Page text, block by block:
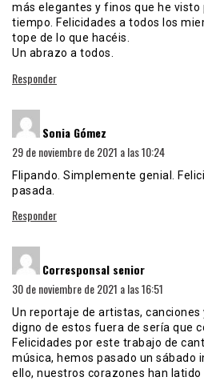
más elegantes y finos que he visto
tiempo. Felicidades a todos los
tope de lo que hacéis.
Un abrazo a todos.
Responder
Sonia Gómez
29 de noviembre de 2021 a las 10:24
Flipando. Simplemente genial.
pasada.
Responder
Corresponsal senior
30 de noviembre de 2021 a las 16:51
Un reportaje de artistas,
digno de estos fuera de sería que
Felicidades por este trabajo de
música, hemos pasado un sábado
ello, nuestros corazones han